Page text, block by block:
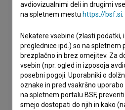
avdiovizualnimi deli in drugimi
na spletnem mestu https://bsf.si
Nekatere vsebine (zlasti
preglednice ipd.) so na spletnem
brezplačno in brez omejitev. Za
vsebin (npr. ogled in izposoja
posebni pogoji. Uporabniki o
oznake in pred vsakršno
na spletnem portalu BSF,
smejo dostopati do njih in kako